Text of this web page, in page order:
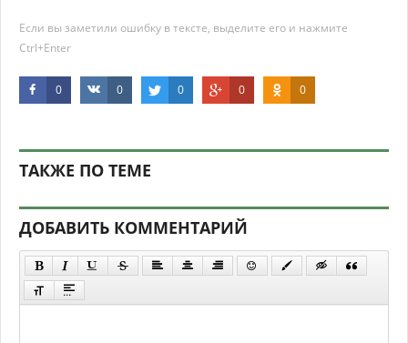
Если вы заметили ошибку в тексте, выделите его и нажмите
Ctrl+Enter
0 0 0 0 0
ТАКЖЕ ПО ТЕМЕ
ДОБАВИТЬ КОММЕНТАРИЙ